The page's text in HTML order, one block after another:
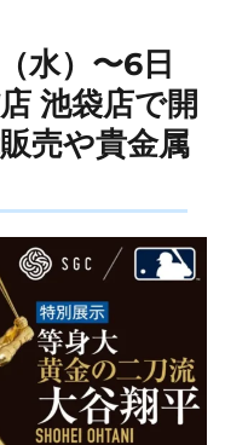
水）〜6日
池袋店で開
売や貴金属